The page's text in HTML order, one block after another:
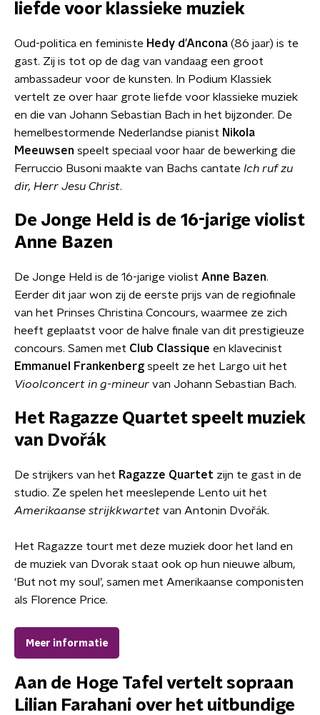
liefde voor klassieke muziek
Oud-politica en feministe Hedy d’Ancona (86 jaar) is te
gast. Zij is tot op de dag van vandaag een groot
ambassadeur voor de kunsten. In Podium Klassiek
vertelt ze over haar grote liefde voor klassieke muziek
en die van Johann Sebastian Bach in het bijzonder. De
hemelbestormende Nederlandse pianist Nikola
Meeuwsen speelt speciaal voor haar de bewerking die
Ferruccio Busoni maakte van Bachs cantate Ich ruf zu
dir, Herr Jesu Christ.
De Jonge Held is de 16-jarige violist
Anne Bazen
De Jonge Held is de 16-jarige violist Anne Bazen.
Eerder dit jaar won zij de eerste prijs van de regiofinale
van het Prinses Christina Concours, waarmee ze zich
heeft geplaatst voor de halve finale van dit prestigieuze
concours. Samen met Club Classique en klavecinist
Emmanuel Frankenbergspeelt ze het Largo uit het
Vioolconcert in g-mineur van Johann Sebastian Bach.
Het Ragazze Quartet speelt muziek
van Dvořák
De strijkers van het Ragazze Quartet zijn te gast in de
studio. Ze spelen het meeslepende Lento uit het
Amerikaanse strijkkwartet van Antonin Dvořák.
Het Ragazze tourt met deze muziek door het land en
de muziek van Dvorak staat ook op hun nieuwe album,
‘But not my soul’, samen met Amerikaanse componisten
als Florence Price.
Meer informatie
Aan de Hoge Tafel vertelt sopraan
Lilian Farahani over het uitbundige